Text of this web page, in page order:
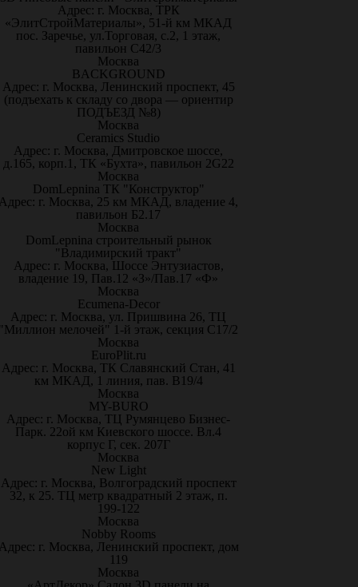
Адрес: г. Москва, ТРК
«ЭлитСтройМатериалы», 51-й км МКАД
пос. Заречье, ул.Торговая, с.2, 1 этаж,
павильон С42/3
Москва
BACKGROUND
Адрес: г. Москва, Ленинский проспект, 45
(подъехать к складу со двора — ориентир
ПОДЪЕЗД №8)
Москва
Ceramics Studio
Адрес: г. Москва, Дмитровское шоссе,
д.165, корп.1, ТК «Бухта», павильон 2G22
Москва
DomLepnina ТК "Конструктор"
г. Москва, 25 км МКАД, владение 4,
павильон Б2.17
Москва
DomLepnina строительный рынок
"Владимирский тракт"
Адрес: г. Москва, Шоссе Энтузиастов,
владение 19, Пав.12 «З»/Пав.17 «Ф»
Москва
Ecumena-Decor
Адрес: г. Москва, ул. Пришвина 26, ТЦ
мелочей" 1-й этаж, секция С17/2
Москва
EuroPlit.ru
Адрес: г. Москва, ТК Славянский Стан, 41
км МКАД, 1 линия, пав. В19/4
Москва
MY-BURO
Адрес: г. Москва, ТЦ Румянцево Бизнес-
Парк. 22ой км Киевского шоссе. Вл.4
корпус Г, сек. 207Г
Москва
New Light
Адрес: г. Москва, Волгоградский проспект
32, к 25. ТЦ метр квадратный 2 этаж, п.
199-122
Москва
Nobby Rooms
г. Москва, Ленинский проспект, дом
119
Москва